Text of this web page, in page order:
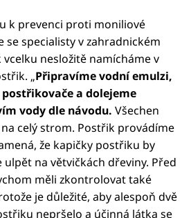
k prevenci proti moniliové
specialisty v zahradnickém
nesložitě namícháme v
„Připravíme vodní emulzi,
a dolejeme
vody dle návodu. Všechen
celý strom. Postřik provádíme
že kapičky postřiku by
ulpět na větvičkách dřeviny. Před
měli zkontrolovat také
je důležité, aby alespoň dvě
nepršelo a účinná látka se